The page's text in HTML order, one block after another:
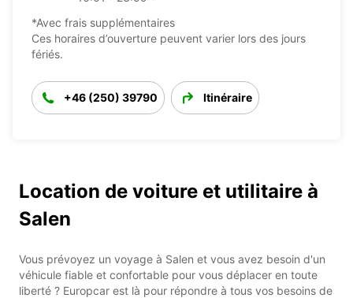
*Avec frais supplémentaires
Ces horaires d’ouverture peuvent varier lors des jours
fériés.
+46 (250) 39790 Itinéraire
Location de voiture et utilitaire à
Salen
Vous prévoyez un voyage à Salen et vous avez besoin d'un
véhicule fiable et confortable pour vous déplacer en toute
liberté ? Europcar est là pour répondre à tous vos besoins de